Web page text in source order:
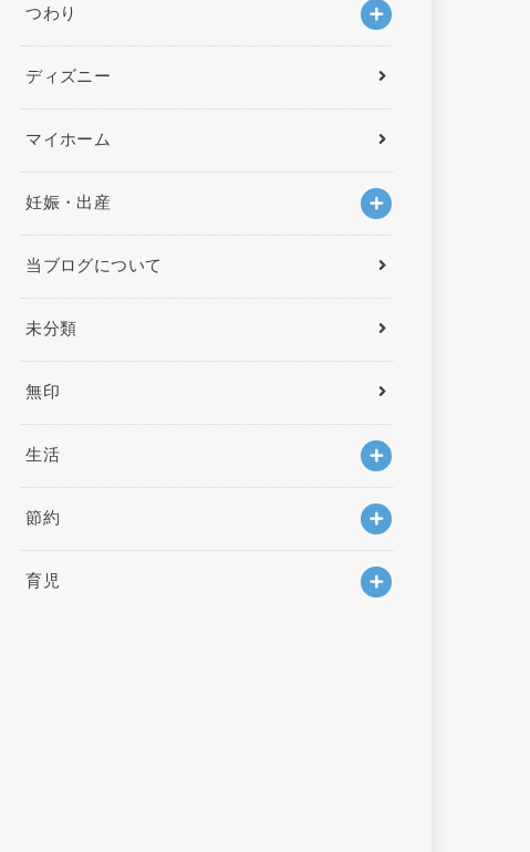
つわり
ディズニー
マイホーム
妊娠・出産
当ブログについて
未分類
無印
生活
節約
育児